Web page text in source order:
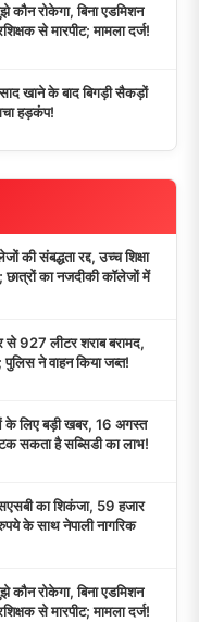
कौन रोकेगा, बिना एडमिशन
से मारपीट; मामला दर्ज!
खाने के बाद बिगड़ी सैकड़ों
हड़कंप!
की संबद्धता रद्द, उच्च शिक्षा
छात्रों का नजदीकी कॉलेजों में
927 लीटर शराब बरामद,
पुलिस ने वाहन किया जब्त!
के लिए बड़ी खबर, 16 अगस्त
सकता है सब्सिडी का लाभ!
का शिकंजा, 59 हजार
के साथ नेपाली नागरिक
कौन रोकेगा, बिना एडमिशन
से मारपीट; मामला दर्ज!